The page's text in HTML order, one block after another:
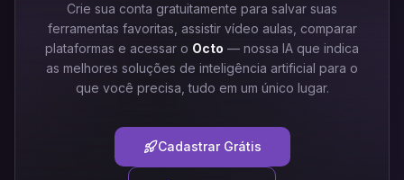
Crie sua conta gratuitamente para salvar suas
ferramentas favoritas, assistir vídeo aulas, comparar
plataformas e acessar o Octo — nossa IA que indica
as melhores soluções de inteligência artificial para o
que você precisa, tudo em um único lugar.
Cadastrar Grátis